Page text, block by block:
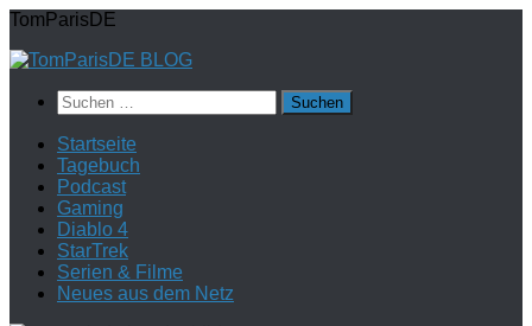
Zum
springen
TomParisDE
Suchen
nach:
Startseite
Tagebuch
Podcast
Gaming
Diablo 4
StarTrek
Serien & Filme
Neues aus dem Netz